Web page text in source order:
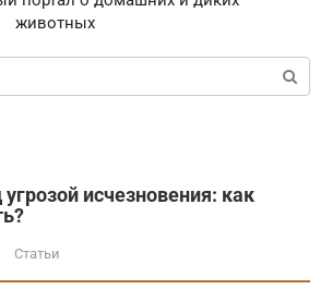
животных
исчезновения: как
Статьи